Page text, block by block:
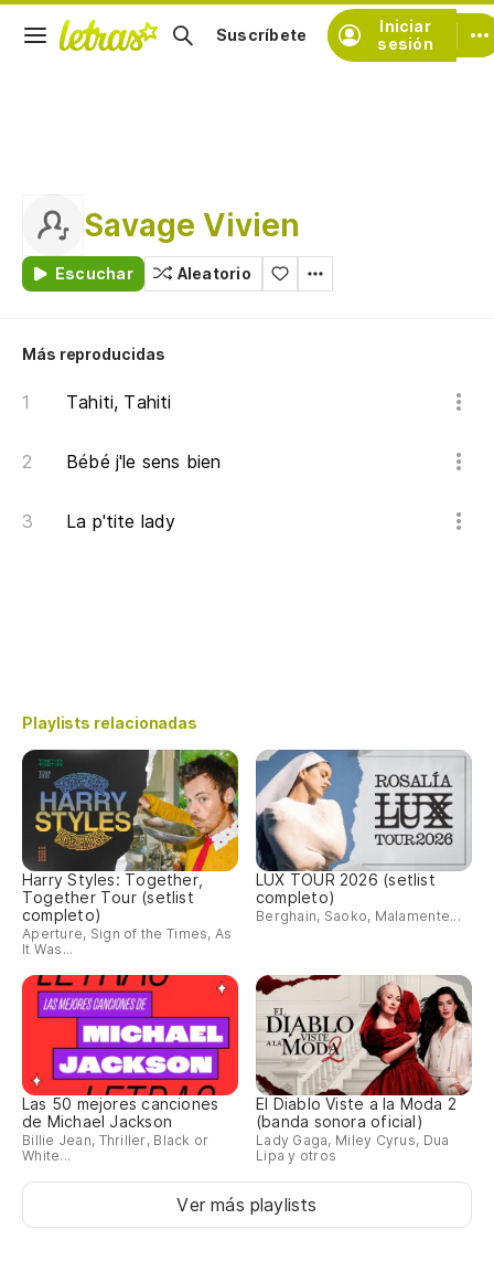
Iniciar
sesión
Suscríbete
Savage Vivien
Escuchar Aleatorio
Más reproducidas
Tahiti, Tahiti
Bébé j'le sens bien
La p'tite lady
Playlists relacionadas
Harry Styles: Together,
Together Tour (setlist
completo)
Aperture, Sign of the Times, As
It Was...
LUX TOUR 2026 (setlist
completo)
Berghain, Saoko, Malamente...
Las 50 mejores canciones
de Michael Jackson
Billie Jean, Thriller, Black or
White...
El Diablo Viste a la Moda 2
(banda sonora oficial)
Lady Gaga, Miley Cyrus, Dua
Lipa y otros
Ver más playlists